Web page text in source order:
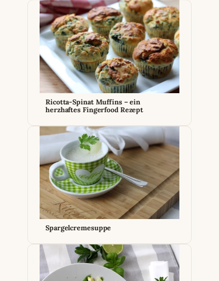
Ricotta-Spinat Muffins – ein
herzhaftes Fingerfood Rezept
Spargelcremesuppe